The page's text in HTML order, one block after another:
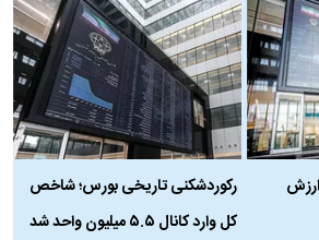
رکوردشکنی تاریخی بورس؛ شاخص
کل وارد کانال ۵.۵ میلیون واحد شد